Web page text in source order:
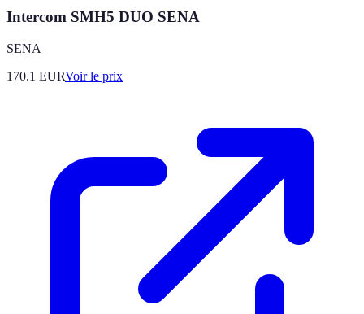
Intercom SMH5 DUO SENA
SENA
170.1 EURVoir le prix